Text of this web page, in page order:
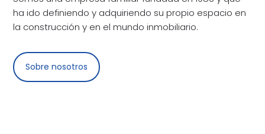
ha ido definiendo y adquiriendo su propio espacio en
la construcción y en el mundo inmobiliario.
Sobre nosotros